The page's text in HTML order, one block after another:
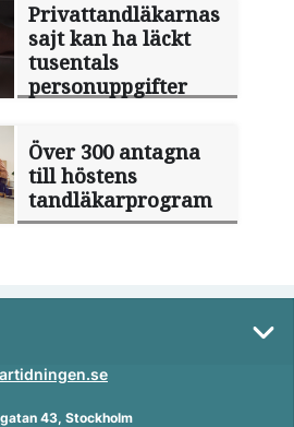
Privattandläkarnas
sajt kan ha läckt
tusentals
personuppgifter
Över 300 antagna
till höstens
tandläkarprogram
43, Stockholm